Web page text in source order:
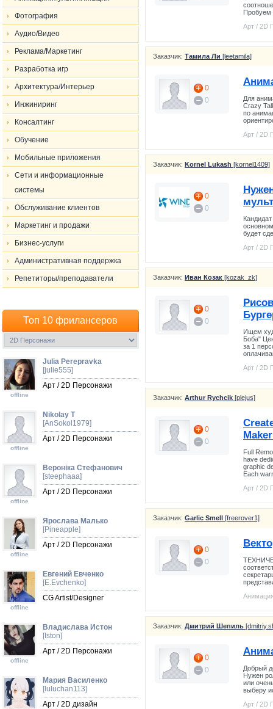
Фотография
Аудио/Видео
Реклама/Маркетинг
Разработка игр
Архитектура/Интерьер
Инжиниринг
Консалтинг
Обучение
Мобильные приложения
Сети и информационные
системы
Обслуживание клиентов
Маркетинг и продажи
Бизнес-услуги
Административная поддержка
Репетиторы/преподаватели
Топ 10 фрилансеров
offline
Julia Perepravka
[julie555]
Арт / 2D Персонажи
offline
Nikolay T
[AnSokol1979]
Арт / 2D Персонажи
offline
Вероніка Стефанович
[steephaaa]
Арт / 2D Персонажи
offline
Ярослава Малько
[Pineapple]
Арт / 2D Персонажи
offline
Евгений Евченко
[E.Evchenko]
CG Artist/Designer
offline
Владислава Истон
[Iston]
Арт / 2D Персонажи
Мария Василенко
[luluchan113]
Арт / 2D дизайн
Пробуем
Арт / 2D
Заказчик: Тамила Ли [leetamila]
0
0
Для
Crazy
по
Арт / 2D
Заказчик: Kornel Lukash [kornel1409]
0
0
будет
Арт / 2D
Заказчик: Иван Козак [kozak_zk]
0
0
Ищем
Боба"
за 1
Арт / 2D
Заказчик: Arthur Rychcik [plejus]
0
0
Full
have
graphic
Each
Арт / 2D
Заказчик: Garlic Smell [freerover1]
0
0
Заказчик: Дмитрий Шепиль
0
0
Добрый
Нужен
или
выберу
Арт / 2D